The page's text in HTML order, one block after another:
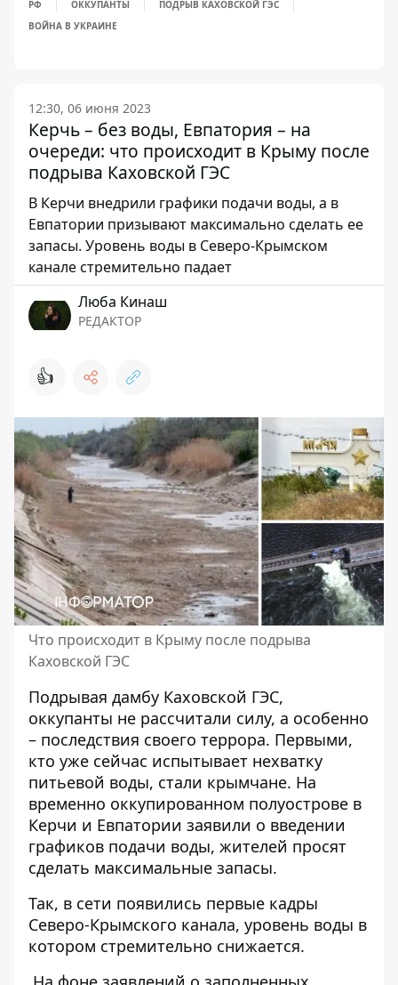
РФ ОККУПАНТЫ
ПОДРЫВ КАХОВСКОЙ ГЭС
ВОЙНА В УКРАИНЕ
12:30, 06 июня 2023
Керчь – без воды, Евпатория – на
очереди: что происходит в Крыму после
подрыва Каховской ГЭС
В Керчи внедрили графики подачи воды, а в
Евпатории призывают максимально сделать ее
запасы. Уровень воды в Северо-Крымском
канале стремительно падает
Люба Кинаш
РЕДАКТОР
👍
Что происходит в Крыму после подрыва
Каховской ГЭС
Подрывая дамбу Каховской ГЭС,
оккупанты не рассчитали силу, а особенно
– последствия своего террора. Первыми,
кто уже сейчас испытывает нехватку
питьевой воды, стали крымчане. На
временно оккупированном полуострове в
Керчи и Евпатории заявили о введении
графиков подачи воды, жителей просят
сделать максимальные запасы.
Так, в сети появились первые кадры
Северо-Крымского канала, уровень воды в
котором стремительно снижается.